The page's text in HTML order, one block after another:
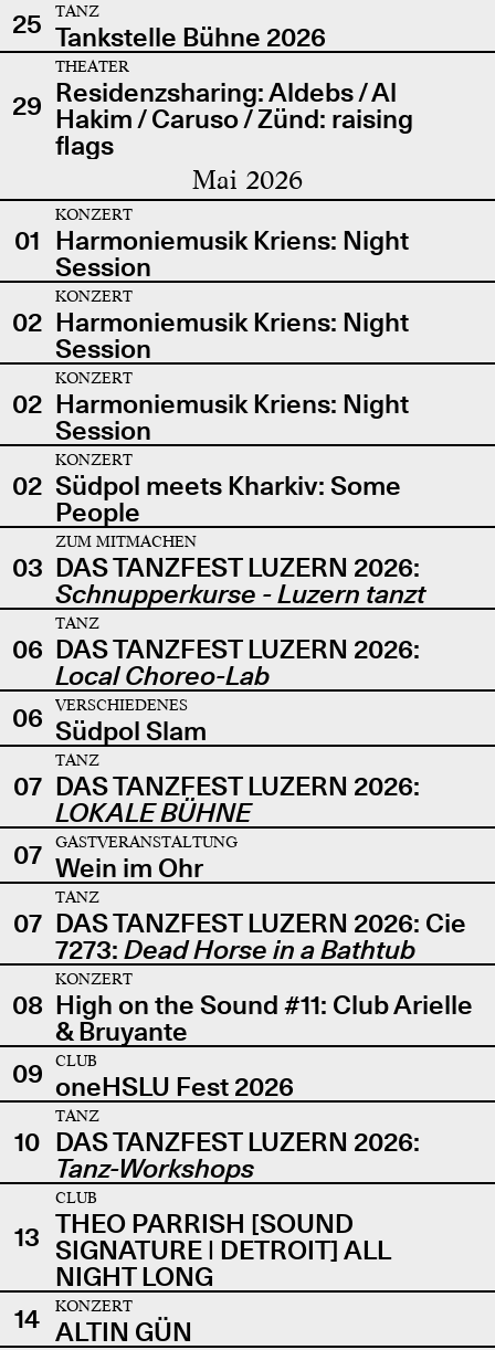
25
TANZ
Tankstelle Bühne 2026
29
THEATER
Residenzsharing: Aldebs / Al
Hakim / Caruso / Zünd: raising
flags
Mai 2026
01
KONZERT
Harmoniemusik Kriens: Night
Session
02
KONZERT
Harmoniemusik Kriens: Night
Session
02
KONZERT
Harmoniemusik Kriens: Night
Session
02
KONZERT
Südpol meets Kharkiv: Some
People
03
ZUM MITMACHEN
DAS TANZFEST LUZERN 2026:
Schnupperkurse - Luzern tanzt
06
TANZ
DAS TANZFEST LUZERN 2026:
Local Choreo-Lab
06
VERSCHIEDENES
Südpol Slam
07
TANZ
DAS TANZFEST LUZERN 2026:
LOKALE BÜHNE
07
GASTVERANSTALTUNG
Wein im Ohr
07
TANZ
DAS TANZFEST LUZERN 2026: Cie
7273: Dead Horse in a Bathtub
08
KONZERT
High on the Sound #11: Club Arielle
& Bruyante
09
CLUB
oneHSLU Fest 2026
10
TANZ
DAS TANZFEST LUZERN 2026:
Tanz-Workshops
13
CLUB
THEO PARRISH [SOUND
SIGNATURE | DETROIT] ALL
NIGHT LONG
14
KONZERT
ALTIN GÜN